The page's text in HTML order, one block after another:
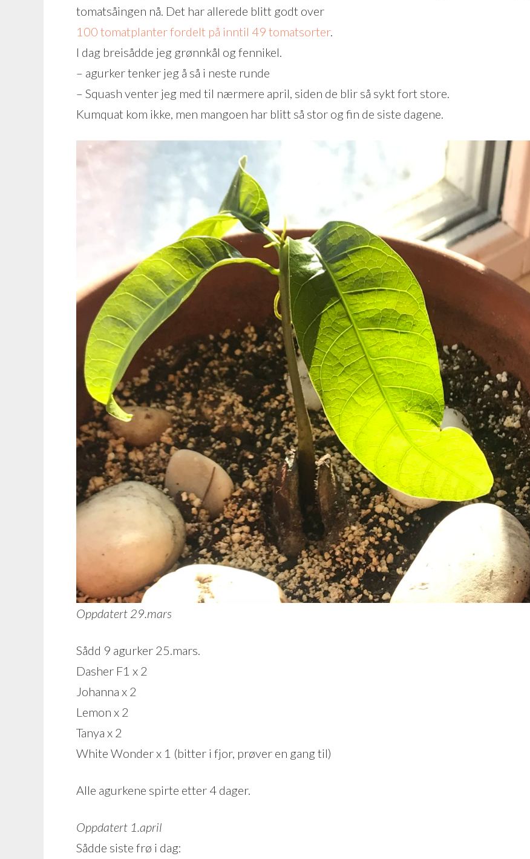
tomatsåingen nå. Det har allerede blitt godt over
100 tomatplanter fordelt på inntil 49 tomatsorter.
I dag breisådde jeg grønnkål og fennikel.
– agurker tenker jeg å så i neste runde
– Squash venter jeg med til nærmere april, siden de blir så sykt fort store.
Kumquat kom ikke, men mangoen har blitt så stor og fin de siste dagene.
Oppdatert 29.mars
Sådd 9 agurker 25.mars.
Dasher F1 x 2
Johanna x 2
Lemon x 2
Tanya x 2
White Wonder x 1 (bitter i fjor, prøver en gang til)
Alle agurkene spirte etter 4 dager.
Oppdatert 1.april
Sådde siste frø i dag: